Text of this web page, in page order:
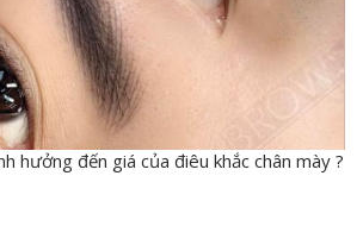
hưởng đến giá của điêu khắc chân mày ?